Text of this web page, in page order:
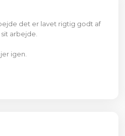
det er lavet rigtig godt af
arbejde.
igen.